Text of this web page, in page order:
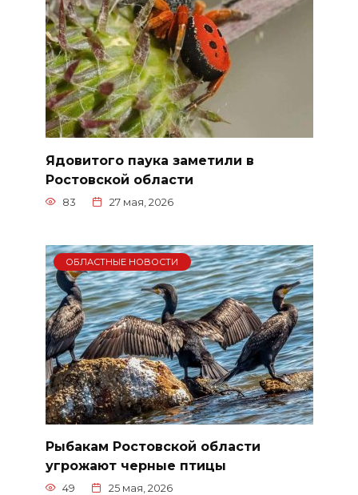
Ядовитого паука заметили в
Ростовской области
83 27 мая, 2026
ОБЛАСТНЫЕ НОВОСТИ
Рыбакам Ростовской области
угрожают черные птицы
49 25 мая, 2026